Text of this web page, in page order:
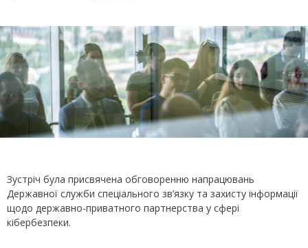
Зустріч була присвячена обговоренню напрацювань
Державної служби спеціального зв’язку та захисту інформації
щодо державно-приватного партнерства у сфері
кібербезпеки.